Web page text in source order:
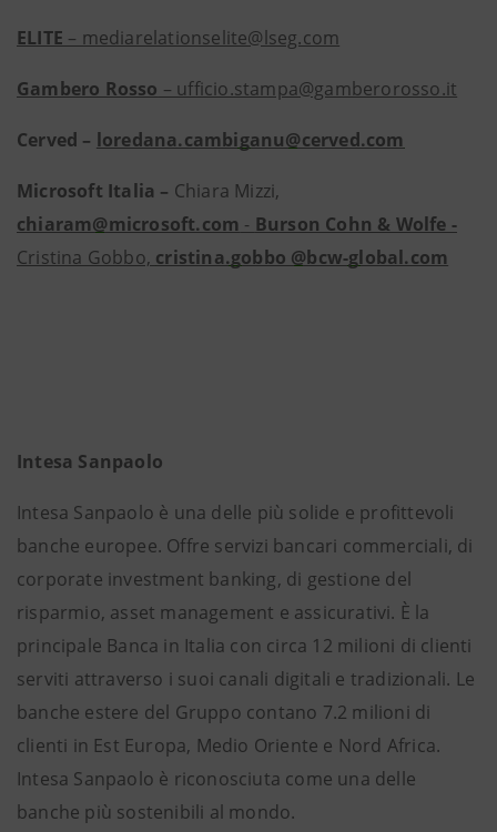
ELITE – mediarelationselite@lseg.com
Gambero Rosso – ufficio.stampa@gamberorosso.it
Cerved – loredana.cambiganu@cerved.com
Microsoft Italia – Chiara Mizzi,
chiaram@microsoft.com - Burson Cohn & Wolfe -
Cristina Gobbo, cristina.gobbo @bcw-global.com
Intesa Sanpaolo
Intesa Sanpaolo è una delle più solide e profittevoli
banche europee. Offre servizi bancari commerciali, di
corporate investment banking, di gestione del
risparmio, asset management e assicurativi. È la
principale Banca in Italia con circa 12 milioni di clienti
serviti attraverso i suoi canali digitali e tradizionali. Le
banche estere del Gruppo contano 7.2 milioni di
clienti in Est Europa, Medio Oriente e Nord Africa.
Intesa Sanpaolo è riconosciuta come una delle
banche più sostenibili al mondo.